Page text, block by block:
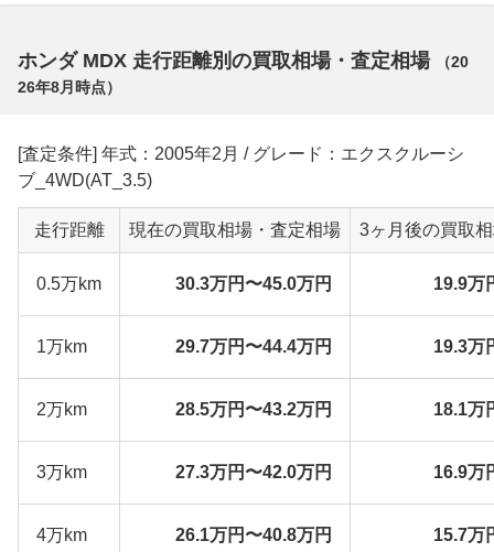
ホンダ MDX 走行距離別の買取相場・査定相場 （20
26年8月 時点）
[査定条件] 年式：2005年2月 / グレード：エクスクルーシ
ブ_4WD(AT_3.5)
走行距離 現在の買取相場・査定相場 3ヶ月後の買取
0.5万km 30.3万円〜45.0万円 19.9万
1万km 29.7万円〜44.4万円 19.3万
2万km 28.5万円〜43.2万円 18.1万
3万km 27.3万円〜42.0万円 16.9万
4万km 26.1万円〜40.8万円 15.7万